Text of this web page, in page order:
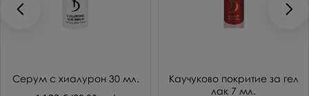
Серум с хиалурон 30 мл.
Каучуково покритие за гел
лак 7 мл.